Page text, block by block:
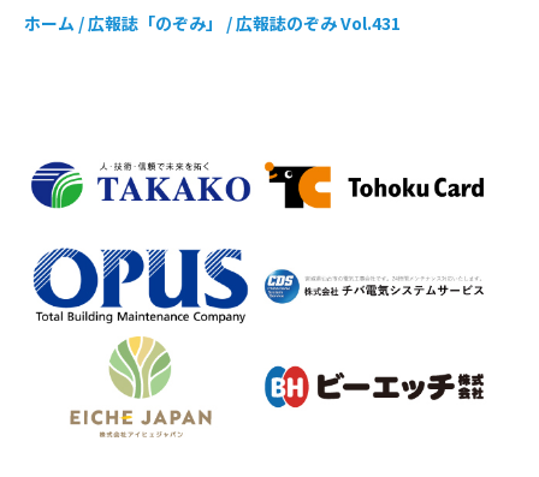
ホーム /広報誌「のぞみ」 /広報誌のぞみ Vol.431